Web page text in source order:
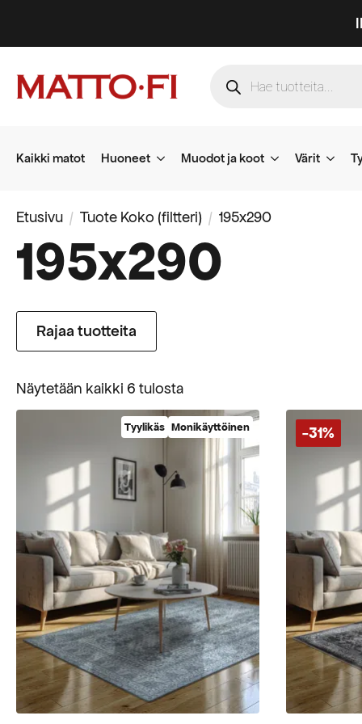
search
Kaikki matot Huoneet Muodot ja koot Värit
Etusivu Tuote Koko (filtteri) 195x290
195x290
Rajaa tuotteita
Näytetään kaikki 6 tulostaSuosituimmat
ensin
Tyylikäs Monikäyttöinen -31%